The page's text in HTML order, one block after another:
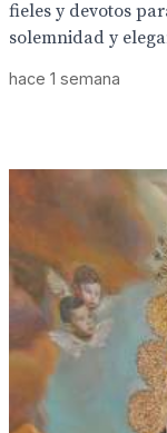
fieles y devotos
solemnidad y
hace 1 semana